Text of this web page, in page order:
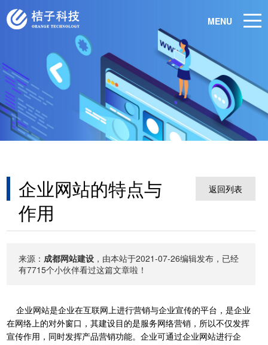
MENU
企业网站的特点与
作用
返回列表
来源：成都网站建设 ，由本站于2021-07-26编辑发布，已经
有7715个小伙伴看过这篇文章啦！
企业网站是企业在互联网上进行营销与企业宣传的平台，是企业
在网络上的对外窗口，其建设目的是服务网络营销，所以不仅发挥
宣传作用，同时发挥产品营销功能。企业可通过企业网站进行企